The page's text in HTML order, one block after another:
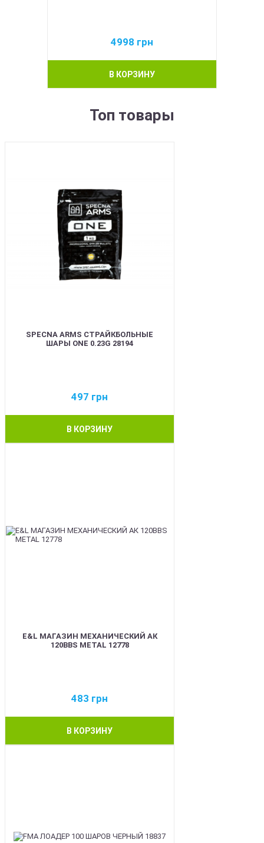
4998 грн
В КОРЗИНУ
Топ товары
SPECNA ARMS СТРАЙКБОЛЬНЫЕ
ШАРЫ ONE 0.23G 28194
497 грн
В КОРЗИНУ
E&L МАГАЗИН МЕХАНИЧЕСКИЙ АК
120BBS METAL 12778
483 грн
В КОРЗИНУ